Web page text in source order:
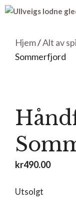
Hopp
Hjem/Alt av
Sommerfjord
kr490.00
Utsolgt